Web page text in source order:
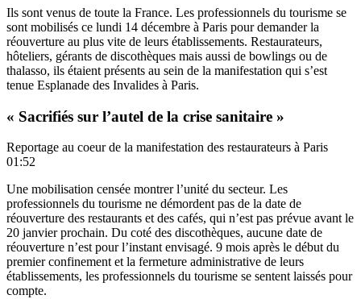
Ils sont venus de toute la France. Les professionnels du tourisme se
sont mobilisés ce lundi 14 décembre à Paris pour demander la
réouverture au plus vite de leurs établissements. Restaurateurs,
hôteliers, gérants de discothèques mais aussi de bowlings ou de
thalasso, ils étaient présents au sein de la manifestation qui s’est
tenue Esplanade des Invalides à Paris.
« Sacrifiés sur l’autel de la crise sanitaire »
Reportage au coeur de la manifestation des restaurateurs à Paris
01:52
Une mobilisation censée montrer l’unité du secteur. Les
professionnels du tourisme ne démordent pas de la date de
réouverture des restaurants et des cafés, qui n’est pas prévue avant le
20 janvier prochain. Du coté des discothèques, aucune date de
réouverture n’est pour l’instant envisagé. 9 mois après le début du
premier confinement et la fermeture administrative de leurs
établissements, les professionnels du tourisme se sentent laissés pour
compte.